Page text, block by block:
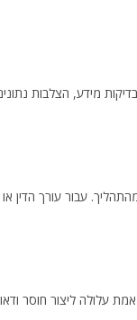
מידע, הצלבות
עבור עורך הדין או
עלולה ליצור חוסר